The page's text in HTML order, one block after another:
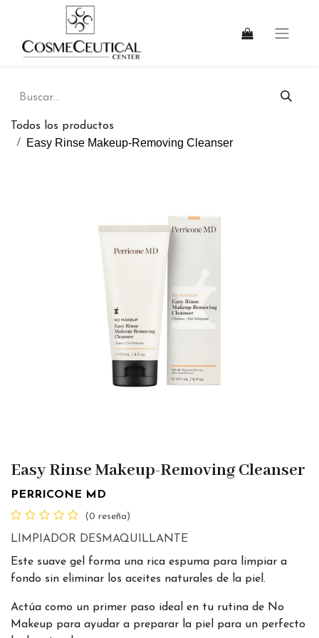
Todos los productos
Easy Rinse Makeup-Removing Cleanser
Easy Rinse Makeup-Removing Cleanser
PERRICONE MD
(0 reseña)
LIMPIADOR DESMAQUILLANTE
Este suave gel forma una rica espuma para limpiar a
fondo sin eliminar los aceites naturales de la piel.
Actúa como un primer paso ideal en tu rutina de No
Makeup para ayudar a preparar la piel para un perfecto